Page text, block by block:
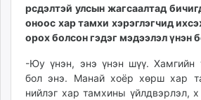
рсдэлтэй улсын жагсаалтад
оноос хар тамхи хэрэглэгчид
орох болсон гэдэг мэдээлэл үнэн
-Юу үнэн, энэ үнэн шүү. Хамгийн
бол энэ. Манай хоёр хөрш хар
нийлэг хар тамхины үйлдвэрлэл, х